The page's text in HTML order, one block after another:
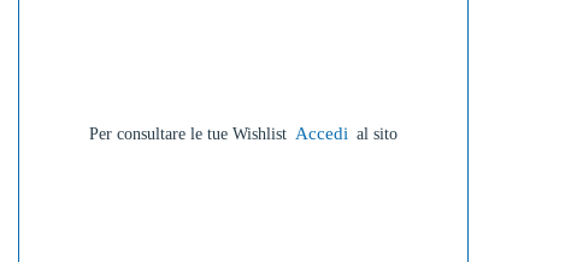
Per consultare le tue Wishlist Accedi al sito